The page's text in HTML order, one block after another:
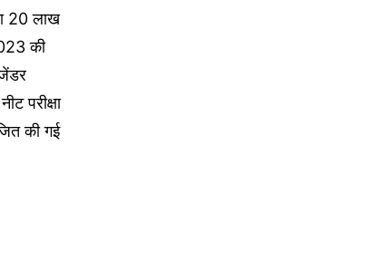
20 लाख
की
परीक्षा
की गई